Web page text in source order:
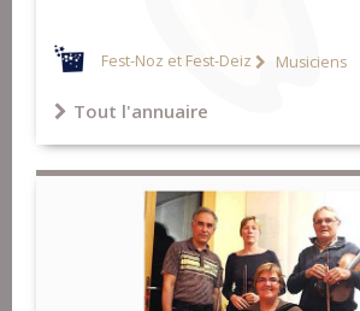
Fest-Noz et Fest-Deiz Musiciens
Tout l'annuaire